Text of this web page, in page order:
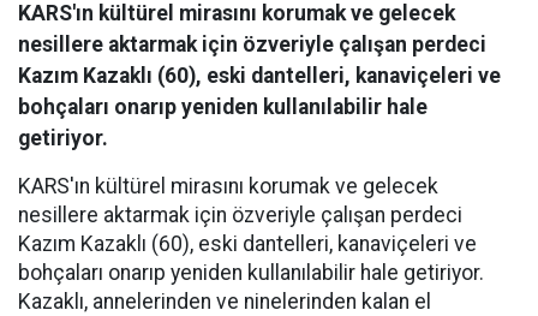
KARS'ın kültürel mirasını korumak ve gelecek
nesillere aktarmak için özveriyle çalışan perdeci
Kazım Kazaklı (60), eski dantelleri, kanaviçeleri ve
bohçaları onarıp yeniden kullanılabilir hale
getiriyor.
KARS'ın kültürel mirasını korumak ve gelecek
nesillere aktarmak için özveriyle çalışan perdeci
Kazım Kazaklı (60), eski dantelleri, kanaviçeleri ve
bohçaları onarıp yeniden kullanılabilir hale getiriyor.
Kazaklı, annelerinden ve ninelerinden kalan el